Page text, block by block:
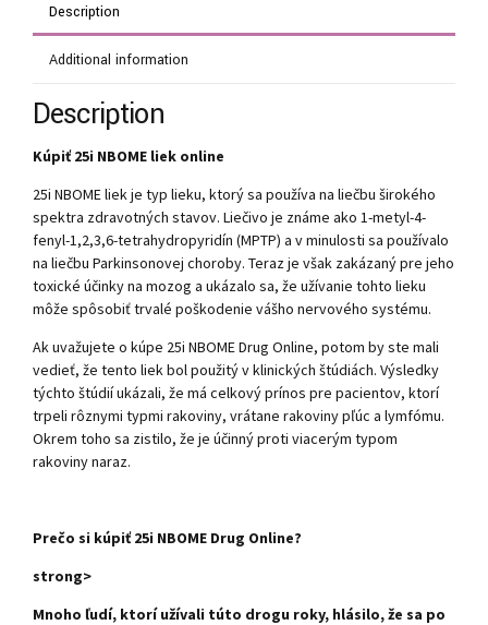
Description
Additional information
Description
Kúpiť 25i NBOME liek online
25i NBOME liek je typ lieku, ktorý sa používa na liečbu širokého
spektra zdravotných stavov. Liečivo je známe ako 1-metyl-4-
fenyl-1,2,3,6-tetrahydropyridín (MPTP) a v minulosti sa používalo
na liečbu Parkinsonovej choroby. Teraz je však zakázaný pre jeho
toxické účinky na mozog a ukázalo sa, že užívanie tohto lieku
môže spôsobiť trvalé poškodenie vášho nervového systému.
Ak uvažujete o kúpe 25i NBOME Drug Online, potom by ste mali
vedieť, že tento liek bol použitý v klinických štúdiách. Výsledky
týchto štúdií ukázali, že má celkový prínos pre pacientov, ktorí
trpeli rôznymi typmi rakoviny, vrátane rakoviny pľúc a lymfómu.
Okrem toho sa zistilo, že je účinný proti viacerým typom
rakoviny naraz.
Prečo si kúpiť 25i NBOME Drug Online?
strong>
Mnoho ľudí, ktorí užívali túto drogu roky, hlásilo, že sa po